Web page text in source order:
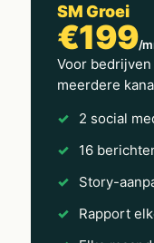
SM Groei
€199/
Voor
meerdere
2 social
16
Story-
Rapport